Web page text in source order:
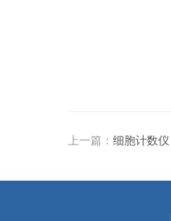
上一篇： 细胞计数仪